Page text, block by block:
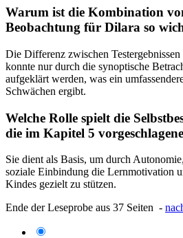
Warum ist die Kombination
Beobachtung für Dilara so
Die Differenz zwischen
konnte nur durch die synoptische
aufgeklärt werden, was ein
Schwächen ergibt.
Welche Rolle spielt die
die im Kapitel 5
Sie dient als Basis, um durch
soziale Einbindung die Lernmotivation
Kindes gezielt zu stützen.
Ende der Leseprobe aus 37 Seiten -